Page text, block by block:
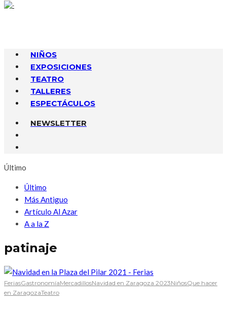
NIÑOS
EXPOSICIONES
TEATRO
TALLERES
ESPECTÁCULOS
NEWSLETTER
Último
Último
Más Antiguo
Artículo Al Azar
A a la Z
patinaje
FeriasGastronomíaMercadillosNavidad en Zaragoza 2023NiñosQue hacer
en ZaragozaTeatro